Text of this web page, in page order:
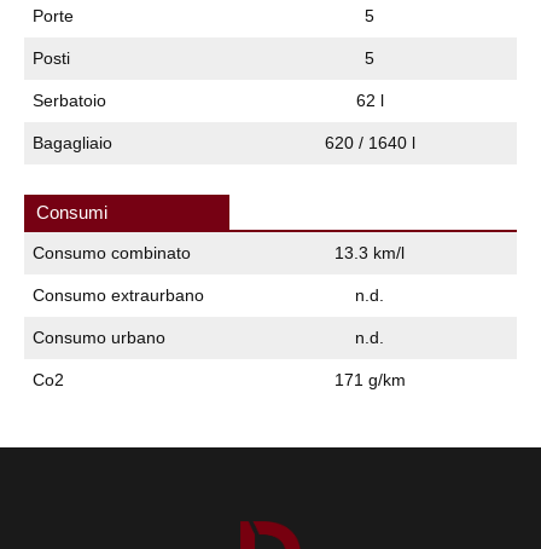
Porte 5
Posti 5
Serbatoio 62 l
Bagagliaio 620 / 1640 l
Consumi
Consumo combinato 13.3 km/l
Consumo extraurbano n.d.
Consumo urbano n.d.
Co2 171 g/km